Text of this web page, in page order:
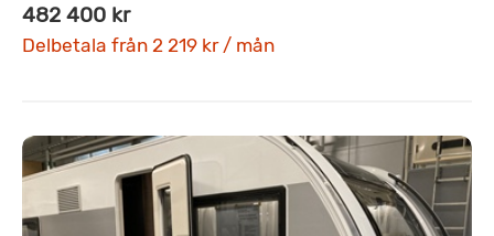
482 400 kr
Delbetala från 2 219 kr / mån